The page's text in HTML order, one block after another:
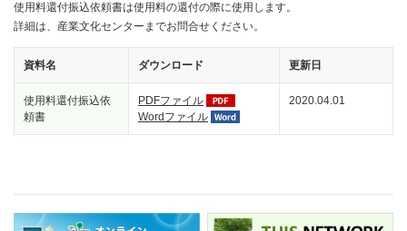
使用料還付振込依頼書は使用料の還付の際に使用します。
詳細は、産業文化センターまでお問合せください。
資料名 ダウンロード 更新日
使用料還付振込依
頼書
PDFファイル
Wordファイル
2020.04.01